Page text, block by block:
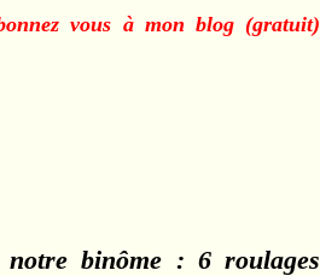
vous à mon blog (gratuit)
binôme : 6 roulages